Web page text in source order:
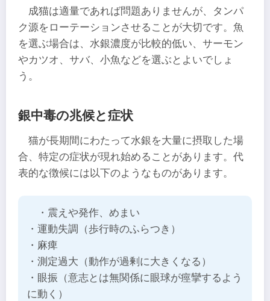
成猫は適量であれば問題ありませんが、タンパ
ク源をローテーションさせることが大切です。魚
を選ぶ場合は、水銀濃度が比較的低い、サーモン
やカツオ、サバ、小魚などを選ぶとよいでしょ
う。
銀中毒の兆候と症状
猫が長期間にわたって水銀を大量に摂取した場
合、特定の症状が現れ始めることがあります。代
表的な徴候には以下のようなものがあります。
・震えや発作、めまい
・運動失調（歩行時のふらつき）
・麻痺
・測定過大（動作が過剰に大きくなる）
・眼振（意志とは無関係に眼球が痙攣するよう
に動く）